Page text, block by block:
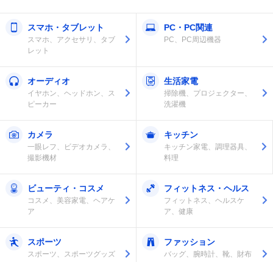
スマホ・タブレット
スマホ、アクセサリ、タブ
レット
PC・PC関連
PC、PC周辺機器
オーディオ
イヤホン、ヘッドホン、ス
ピーカー
生活家電
掃除機、プロジェクター、
洗濯機
カメラ
一眼レフ、ビデオカメラ、
撮影機材
キッチン
キッチン家電、調理器具、
料理
ビューティ・コスメ
コスメ、美容家電、ヘアケ
ア
フィットネス・ヘルス
フィットネス、ヘルスケ
ア、健康
スポーツ
スポーツ、スポーツグッズ
ファッション
バッグ、腕時計、靴、財布